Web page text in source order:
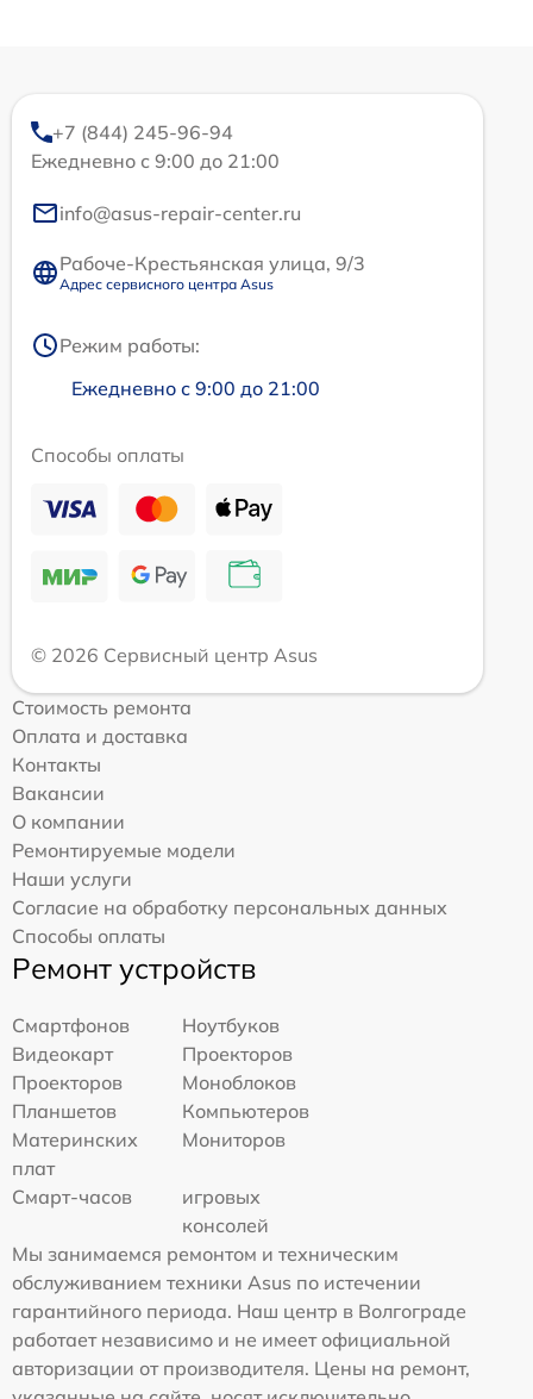
+7 (844) 245-96-94
Ежедневно с 9:00 до 21:00
info@asus-repair-center.ru
Рабоче-Крестьянская улица, 9/3
Адрес сервисного центра Asus
Режим работы:
Ежедневно с 9:00 до 21:00
Способы оплаты
© 2026 Сервисный центр Asus
Стоимость ремонта
Оплата и доставка
Контакты
Вакансии
О компании
Ремонтируемые модели
Наши услуги
Согласие на обработку персональных данных
Способы оплаты
Ремонт устройств
Смартфонов
Ноутбуков
Видеокарт
Проекторов
Проекторов
Моноблоков
Планшетов
Компьютеров
Материнских
плат
Мониторов
Смарт-часов
игровых
консолей
Мы занимаемся ремонтом и техническим
обслуживанием техники Asus по истечении
гарантийного периода. Наш центр в Волгограде
работает независимо и не имеет официальной
авторизации от производителя. Цены на ремонт,